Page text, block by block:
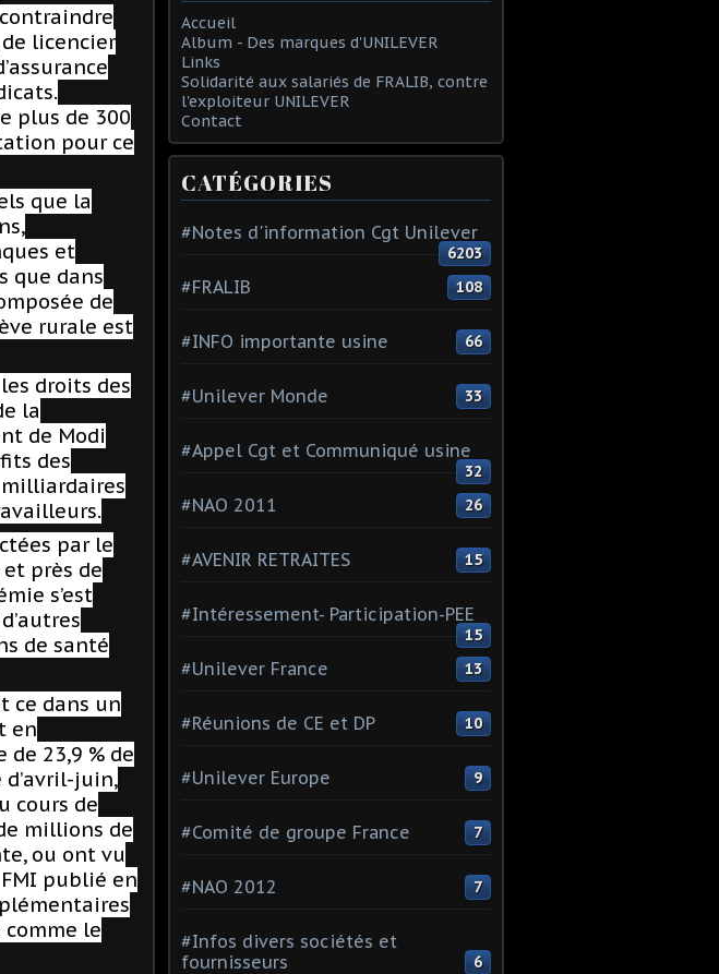
licencier
plus de 300
pour ce
que la
et
que dans
de
rurale est
droits des
la
de Modi
des
par le
près de
s’est
de santé
ce dans un
en
23,9 % de
juin,
cours de
millions de
ou ont vu
publié en
le
Accueil
Album - Des marques d'UNILEVER
Links
Solidarité aux salariés de FRALIB, contre
l'exploiteur UNILEVER
Contact
CATÉGORIES
#Notes d'information Cgt Unilever
6203
#FRALIB 108
#INFO importante usine 66
#Unilever Monde 33
#Appel Cgt et Communiqué usine
32
#NAO 2011 26
#AVENIR RETRAITES 15
#Intéressement- Participation-PEE
15
#Unilever France 13
#Réunions de CE et DP 10
#Unilever Europe 9
#Comité de groupe France 7
#NAO 2012 7
#Infos divers sociétés et
fournisseurs
6